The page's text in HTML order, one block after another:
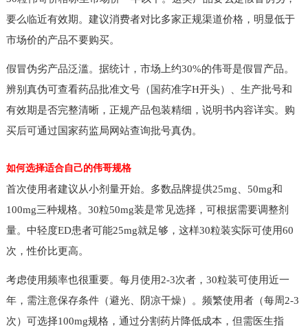
要么临近有效期。建议消费者对比多家正规渠道价格，明显低于
市场价的产品不要购买。
假冒伪劣产品泛滥。据统计，市场上约30%的伟哥是假冒产品。
辨别真伪可查看药品批准文号（国药准字H开头）、生产批号和
有效期是否完整清晰，正规产品包装精细，说明书内容详实。购
买后可通过国家药监局网站查询批号真伪。
如何选择适合自己的伟哥规格
首次使用者建议从小剂量开始。多数品牌提供25mg、50mg和
100mg三种规格。30粒50mg装是常见选择，可根据需要调整剂
量。中轻度ED患者可能25mg就足够，这样30粒装实际可使用60
次，性价比更高。
考虑使用频率也很重要。每月使用2-3次者，30粒装可使用近一
年，需注意保存条件（避光、阴凉干燥）。频繁使用者（每周2-3
次）可选择100mg规格，通过分割药片降低成本，但需医生指